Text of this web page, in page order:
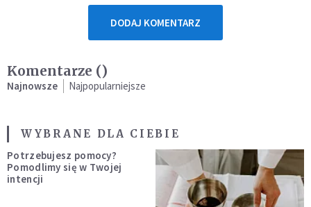
DODAJ KOMENTARZ
Komentarze ()
Najnowsze Najpopularniejsze
WYBRANE DLA CIEBIE
Potrzebujesz pomocy?
Pomodlimy się w Twojej
intencji